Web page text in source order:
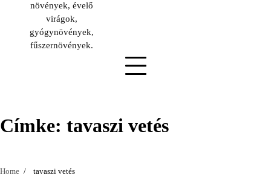
növények, évelő
virágok,
gyógynövények,
fűszernövények.
Címke: tavaszi vetés
Home tavaszi vetés